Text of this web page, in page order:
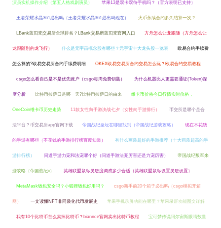
演员实机操作介绍（第五人格戏剧演员） 苹果13是双卡双待手机吗？（官方表明已支持）
王者荣耀水晶361必出吗（王者荣耀水晶361必出吗现在） 火币永续合约多久结算一次？
LBank蓝贝壳交易所全球排名？LBank交易所蓝贝壳官网入口 方舟怎么让龙跟随（方舟怎么让
龙跟随别的龙飞行） 什么是元宇宙概念股有哪些？元宇宙十大龙头股一览表 欧易合约手续费
怎么算的?欧易交易所合约手续费明细 OKEX欧易交易所合约交易怎么玩？欧易合约交易教程
csgo怎么看自己是不是优先账户（csgo每周免费钥匙） 为什么机器比人更需要通证(Token)深
度分析 比特币披萨日是哪一天?比特币披萨日的由来 维卡币价格今日行情实时价格，
OneCoin维卡币历史走势 11款女性向手游决战七夕（女性向手游排行） 币交所是哪个是合
法平台？币交易所app官网下载 帝国战纪圣坛在哪里找到（帝国战纪游戏攻略） 现在不花钱
的手游有哪些（不花钱的手游排行榜百度知道） 有什么画质超好的手游推荐（十大画质超高的手
游排行榜） 问道手游力宠和法宠哪个好（问道手游法宠厉害还是力宠厉害） 帝国战纪叛军来
袭攻略（帝国战纪ii） 英雄联盟鼠标灵敏度调成多少合适（英雄联盟鼠标设置灵敏设置）
MetaMask钱包安全吗？小狐狸钱包好用吗？ csgo新手前20个箱子必出吗（csgo模拟开箱
网） 一文读懂NFT非同质化代币发展史 苹果手机录屏功能在哪里？苹果录屏功能图文详解
我有10个比特币怎么卖掉比特币？biannce官网卖出比特币教程 宝可梦传说阿尔宙斯眼睛数量